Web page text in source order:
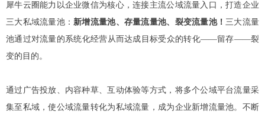
犀牛云圈能力以企业微信为核心，连接主流公域流量入口，打造企业
三大私域流量池：新增流量池、存量流量池、裂变流量池！三大流量
池通过对流量的系统化经营从而达成目标受众的转化——留存——裂
变的目的。
通过广告投放、内容种草、互动体验等方式，将多个公域平台流量采
集至私域，使公域流量转化为私域流量，成为企业新增流量池。不断